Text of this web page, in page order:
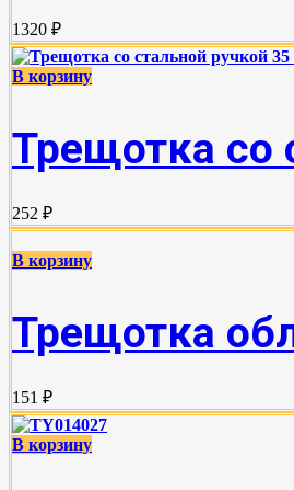
1320 ₽
В корзину
Трещотка со
252 ₽
В корзину
Трещотка
151 ₽
В корзину